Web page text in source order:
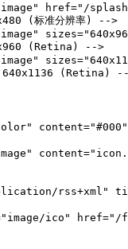
href="/
(标准分辨率) -->
sizes=
(Retina) -->
sizes=
(Retina)
content="#000"
content=
rss+xml"
"image/ico" href="/